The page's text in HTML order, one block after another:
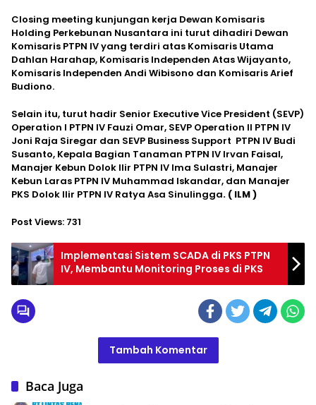
Closing meeting kunjungan kerja Dewan Komisaris
Holding Perkebunan Nusantara ini turut dihadiri Dewan
Komisaris PTPN IV yang terdiri atas Komisaris Utama
Dahlan Harahap, Komisaris Independen Atas Wijayanto,
Komisaris Independen Andi Wibisono dan Komisaris Arief
Budiono.
Selain itu, turut hadir Senior Executive Vice President (SEVP)
Operation I PTPN IV Fauzi Omar, SEVP Operation II PTPN IV
Joni Raja Siregar dan SEVP Business Support PTPN IV Budi
Susanto, Kepala Bagian Tanaman PTPN IV Irvan Faisal,
Manajer Kebun Dolok Ilir PTPN IV Ima Sulastri, Manajer
Kebun Laras PTPN IV Muhammad Iskandar, dan Manajer
PKS Dolok Ilir PTPN IV Ratya Asa Sinulingga. ( ILM )
Post Views: 731
Implementasi Sistem SCADA di PKS PTPN
IV, Membantu Monitoring Proses di PKS
Tambah Komentar
Baca Juga